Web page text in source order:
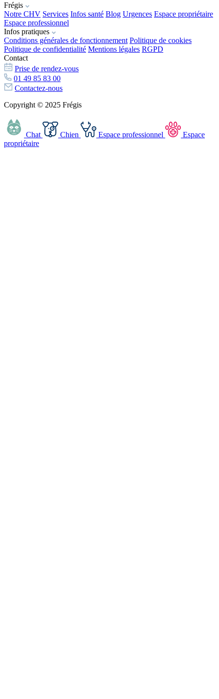
Frégis
Notre CHV Services Infos santé Blog Urgences Espace propriétaire
Espace professionnel
Infos pratiques
Conditions générales de fonctionnement Politique de cookies
Politique de confidentialité Mentions légales RGPD
Contact
Prise de rendez-vous
01 49 85 83 00
Contactez-nous
Copyright © 2025 Frégis
Chat Chien Espace professionnel
Espace
propriétaire